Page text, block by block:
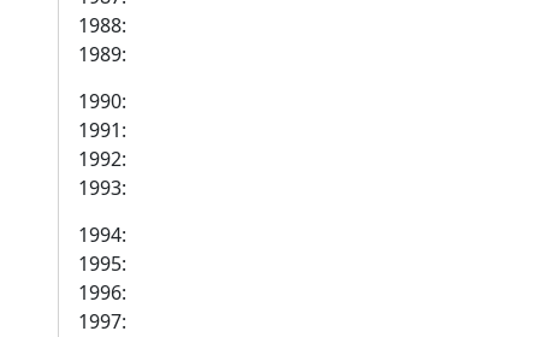
1988:
1989:
1990:
1991:
1992:
1993:
1994:
1995:
1996:
1997: